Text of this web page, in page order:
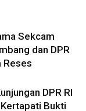
Sekcam
dan DPR
Reses
DPR RI
Bukti